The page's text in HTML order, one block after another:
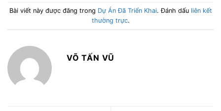
Bài viết này được đăng trong Dự Án Đã Triển Khai. Đánh dấu liên kết
thường trực.
VÕ TẤN VŨ